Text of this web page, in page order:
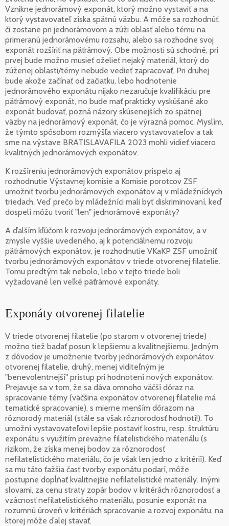
Vznikne jednorámový exponát, ktorý možno vystaviť a na
ktorý vystavovateľ získa spätnú väzbu. A môže sa rozhodnúť,
či zostane pri jednorámovom a zúži oblasť alebo tému na
primeranú jednorámovému rozsahu, alebo sa rozhodne svoj
exponát rozšíriť na päťrámový. Obe možnosti sú schodné, pri
prvej bude možno musieť oželieť nejaký materiál, ktorý do
zúženej oblasti/témy nebude vedieť zapracovať. Pri druhej
bude akože začínať od začiatku, lebo hodnotenie
jednorámového exponátu nijako nezaručuje kvalifikáciu pre
päťrámový exponát, no bude mať prakticky vyskúšané ako
exponát budovať, pozná názory skúsenejších zo spätnej
väzby na jednorámový exponát, čo je výrazná pomoc. Myslím,
že týmto spôsobom rozmýšľa viacero vystavovateľov a tak
sme na výstave BRATISLAVAFILA 2023 mohli vidieť viacero
kvalitných jednorámových exponátov.
K rozšíreniu jednorámových exponátov prispelo aj
rozhodnutie Výstavnej komisie a Komisie porotcov ZSF
umožniť tvorbu jednorámových exponátov aj v mládežníckych
triedach. Veď prečo by mládežníci mali byť diskriminovaní, keď
dospelí môžu tvoriť "len" jednorámové exponáty?
A ďalším kľúčom k rozvoju jednorámových exponátov, a v
zmysle vyššie uvedeného, aj k potenciálnemu rozvoju
päťrámových exponátov, je rozhodnutie VKaKP ZSF umožniť
tvorbu jednorámových exponátov v triede otvorenej filatelie.
Tomu predtým tak nebolo, lebo v tejto triede boli
vyžadované len veľké päťrámové exponáty.
Exponáty otvorenej filatelie
V triede otvorenej filatelie (po starom v otvorenej triede)
možno tiež badať posun k lepšiemu a kvalitnejšiemu. Jedným
z dôvodov je umožnenie tvorby jednorámových exponátov
otvorenej filatelie, druhý, menej viditeľným je
"benevolentnejší" prístup pri hodnotení nových exponátov.
Prejavuje sa v tom, že sa dáva omnoho väčší dôraz na
spracovanie témy (väčšina exponátov otvorenej filatelie má
tematické spracovanie), s mierne menším dôrazom na
rôznorodý materiál (stále sa však rôznorodosť hodnotí!). To
umožní vystavovateľovi lepšie postaviť kostru, resp. štruktúru
exponátu s využitím prevažne filatelistického materiálu (s
rizikom, že získa menej bodov za rôznorodosť
nefilatelistického materiálu, čo je však len jedno z kritérií). Keď
sa mu táto ťažšia časť tvorby exponátu podarí, môže
postupne dopĺňať kvalitnejšie nefilatelistické materiály. Inými
slovami, za cenu straty zopár bodov v kritérách rôznorodosť a
vzácnosť nefilatelistického materiálu, posunie exponát na
rozumnú úroveň v kritériách spracovanie a rozvoj exponátu, na
ktorej môže ďalej stavať.